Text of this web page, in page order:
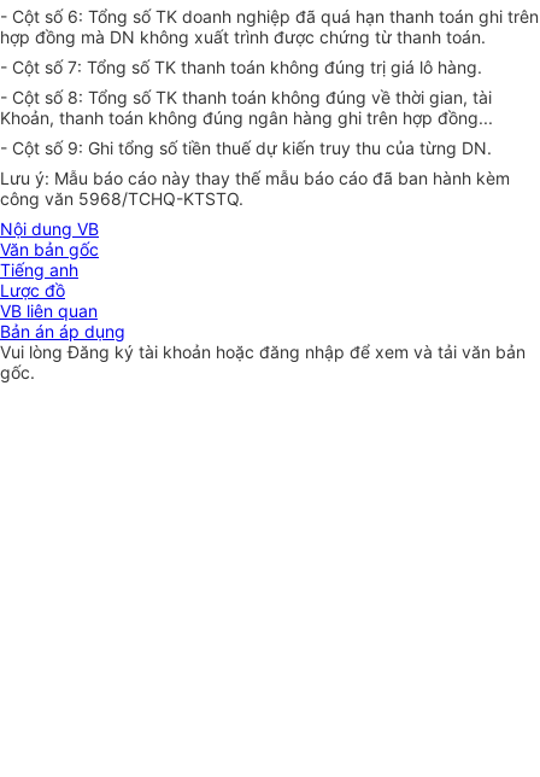
- Cột số 6: Tổng số TK doanh nghiệp đã quá hạn thanh toán ghi trên
hợp đồng mà DN không xuất trình được chứng từ thanh toán.
- Cột số 7: Tổng số TK thanh toán không đúng trị giá lô hàng.
- Cột số 8: Tổng số TK thanh toán không đúng về thời gian, tài
Khoản, thanh toán không đúng ngân hàng ghi trên hợp đồng...
- Cột số 9: Ghi tổng số tiền thuế dự kiến truy thu của từng DN.
Lưu ý: Mẫu báo cáo này thay thế mẫu báo cáo đã ban hành kèm
công văn 5968/TCHQ-KTSTQ.
Nội dung VB
Văn bản gốc
Tiếng anh
Lược đồ
VB liên quan
Bản án áp dụng
Vui lòngĐăng ký tài khoản hoặc đăng nhập để xem và tải văn bản
gốc.